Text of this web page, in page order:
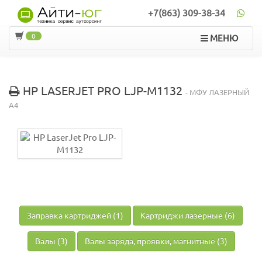
+7(863) 309-38-34
МЕНЮ
0
HP LASERJET PRO LJP-M1132 - МФУ ЛАЗЕРНЫЙ
A4
Заправка картриджей (1) Картриджи лазерные (6)
Валы (3) Валы заряда, проявки, магнитные (3)